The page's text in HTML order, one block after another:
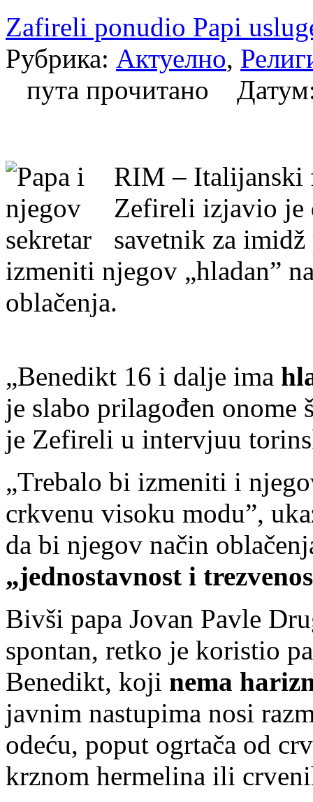
Zafireli ponudio Papi
Рубрика: Актуелно,
пута прочитано
RIM – Italijanski
Zefireli izjavio je
savetnik za
izmeniti njegov „hladan”
oblačenja.
„Benedikt 16 i dalje ima
je slabo prilagođen onome
je Zefireli u intervjuu
„Trebalo bi izmeniti i
crkvenu visoku modu”,
da bi njegov način
„jednostavnost i
Bivši papa Jovan Pavle
spontan, retko je koristio
Benedikt, koji nema
javnim nastupima nosi
odeću, poput ogrtača od
krznom hermelina ili